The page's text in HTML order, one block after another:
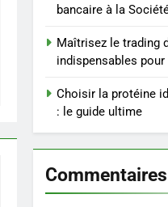
les
7
à
bancaire à la
Maîtrisez le trading
indispensables
Choisir la protéine
: le guide ultime